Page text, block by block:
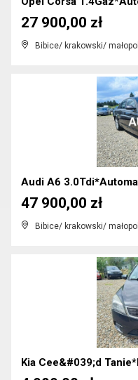
Bibice/ krakowski/
27 900,00 zł
Audi A6
Bibice/ krakowski/
47 900,00 zł
Kia Cee&#039;d